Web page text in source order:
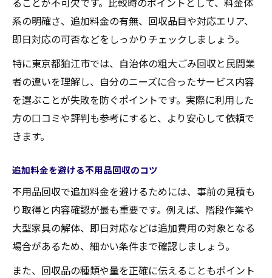
系の明確さ、追加料金の有無、回収品目や対応エリア、
即日対応の可否などをしっかりチェックしましょう。
特に東京都狛江市では、自治体の粗大ごみ回収と民間業
者の違いを理解し、自分のニーズに合ったサービス内容
を選ぶことが失敗を防ぐポイントです。実際に利用した
方の口コミや評判も参考にすると、より安心して依頼で
きます。
追加料金を避ける不用品回収のコツ
不用品回収で追加料金を避けるためには、事前の見積も
り取得と内容確認が最も重要です。例えば、階段作業や
大型家具の解体、即日対応などは追加費用の対象となる
場合があるため、細かい条件まで確認しましょう。
また、回収品の種類や量を正確に伝えることもポイント